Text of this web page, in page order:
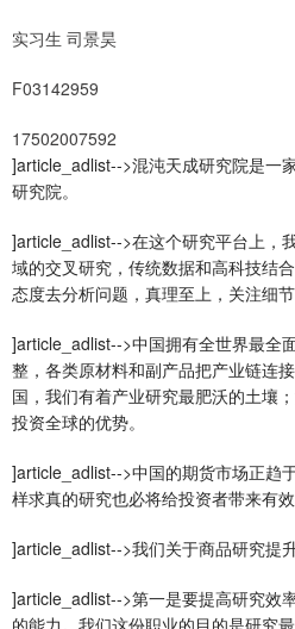
实习生 司景昊
F03142959
17502007592
]article_adlist-->混沌天成研究院是一
研究院。
]article_adlist-->在这个研究平台上，
域的交叉研究，传统数据和高科技结
态度去分析问题，真理至上，关注细节
]article_adlist-->中国拥有全世界最全
整，各类原材料和副产品把产业链连
国，我们有着产业研究最肥沃的土壤
投资全球的优势。
]article_adlist-->中国的期货市场正趋
样求真的研究也必将给投资者带来有
]article_adlist-->我们关于商品研究提
]article_adlist-->第一是要提高研究效
的能力。我们这份职业的目的是研究